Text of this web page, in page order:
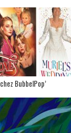
BubbelPop’